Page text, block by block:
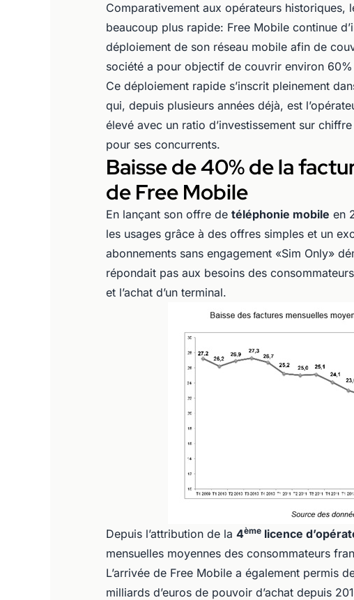
Comparativement aux opérateurs historiques,
beaucoup plus rapide: Free Mobile continue
déploiement de son réseau mobile afin de
société a pour objectif de couvrir environ
Ce déploiement rapide s’inscrit pleinement
qui, depuis plusieurs années déjà, est
élevé avec un ratio d’investissement sur
pour ses concurrents.
Baisse de 40% de la
de Free Mobile
En lançant son offre de téléphonie mobile en
les usages grâce à des offres simples et un
abonnements sans engagement «Sim Only»
répondait pas aux besoins des
et l’achat d’un terminal.
Depuis l’attribution de la 4ème licence
mensuelles moyennes des consommateurs
L’arrivée de Free Mobile a également permis
milliards d’euros de pouvoir d’achat depuis